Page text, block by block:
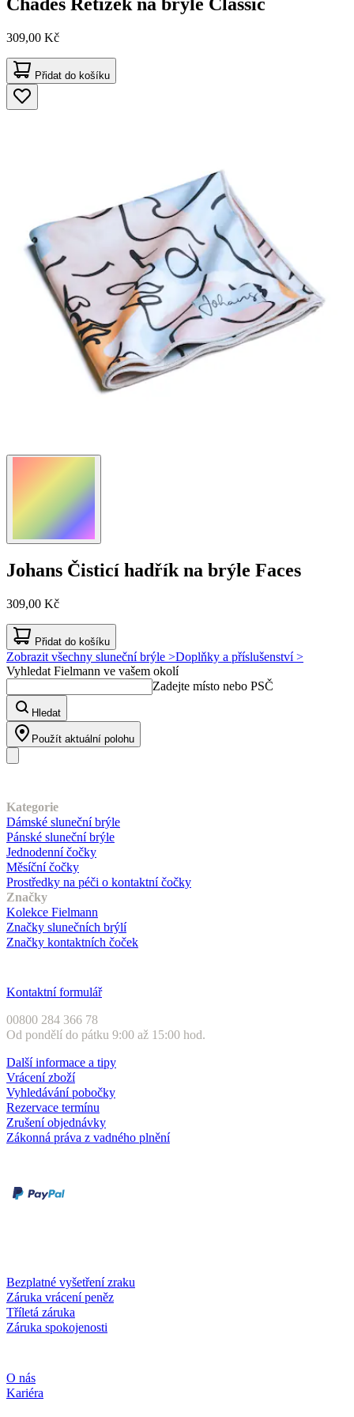
309,00 Kč
Přidat do košíku
Johans Čisticí hadřík na brýle Faces
309,00 Kč
Přidat do košíku
Zobrazit všechny sluneční brýle >Doplňky a příslušenství >
Vyhledat Fielmann ve vašem okolí
Zadejte místo nebo PSČ
Hledat
Použít aktuální polohu
Kategorie
Dámské sluneční brýle
Pánské sluneční brýle
Jednodenní čočky
Měsíční čočky
Prostředky na péči o kontaktní čočky
Značky
Kolekce Fielmann
Značky slunečních brýlí
Značky kontaktních čoček
Kontaktní formulář
00800 284 366 78
Od pondělí do pátku 9:00 až 15:00 hod.
Další informace a tipy
Vrácení zboží
Vyhledávání pobočky
Rezervace termínu
Zrušení objednávky
Zákonná práva z vadného plnění
Bezplatné vyšetření zraku
Záruka vrácení peněz
Tříletá záruka
Záruka spokojenosti
O nás
Kariéra